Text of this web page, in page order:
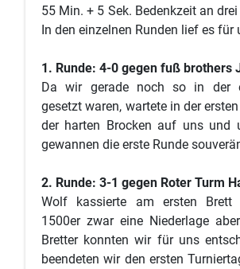
55 Min. + 5 Sek. Bedenkzeit an
In den einzelnen Runden lief es für
1. ​Runde: 4-0 gegen fuß brothers
Da wir gerade noch so in der
gesetzt waren, wartete in der
der harten Brocken auf uns und
gewannen die erste Runde
2. Runde: 3-1 gegen Roter Turm
Wolf kassierte am ersten Brett
1500er zwar eine Niederlage
Bretter konnten wir für uns
beendeten wir den ersten